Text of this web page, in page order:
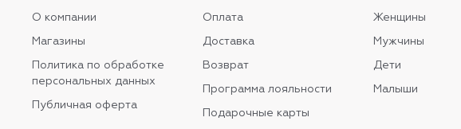
О компании
Магазины
Политика по обработке
персональных данных
Публичная оферта
Оплата
Доставка
Возврат
Программа лояльности
Подарочные карты
Женщины
Мужчины
Дети
Малыши